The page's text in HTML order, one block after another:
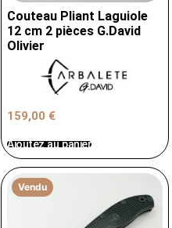
Couteau Pliant Laguiole
12 cm 2 pièces G.David
Olivier
159,00 €
Ajoutez au panier
Vendu